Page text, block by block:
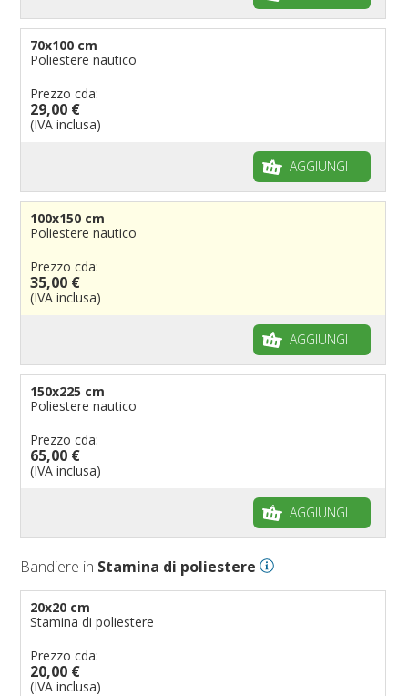
70x100 cm
Poliestere nautico
Prezzo cda:
29,00 €
(IVA inclusa)
AGGIUNGI
100x150 cm
Poliestere nautico
Prezzo cda:
35,00 €
(IVA inclusa)
AGGIUNGI
150x225 cm
Poliestere nautico
Prezzo cda:
65,00 €
(IVA inclusa)
AGGIUNGI
Bandiere in Stamina di poliestere
20x20 cm
Stamina di poliestere
Prezzo cda:
20,00 €
(IVA inclusa)